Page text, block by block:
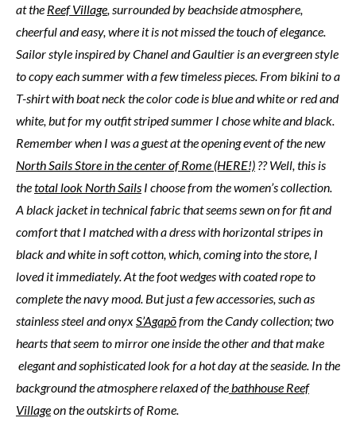
at the Reef Village , surrounded by beachside atmosphere,
cheerful and easy, where it is not missed the touch of elegance.
Sailor style inspired by Chanel and Gaultier is an evergreen style
to copy each summer with a few timeless pieces. From bikini to a
T-shirt with boat neck the color code is blue and white or red and
white, but for my outfit striped summer I chose white and black.
Remember when I was a guest at the opening event of the new
North Sails Store in the center of Rome (HERE!) ?? Well, this is
thetotal look North Sails I choose from the women’s collection.
A black jacket in technical fabric that seems sewn on for fit and
comfort that I matched with a dress with horizontal stripes in
black and white in soft cotton, which, coming into the store, I
loved it immediately. At the foot wedges with coated rope to
complete the navy mood. But just a few accessories, such as
stainless steel and onyx S’Agapõfrom the Candy collection; two
hearts that seem to mirror one inside the other and that make
elegant and sophisticated look for a hot day at the seaside. In the
background the atmosphere relaxed of the bathhouse Reef
Villageon the outskirts of Rome.